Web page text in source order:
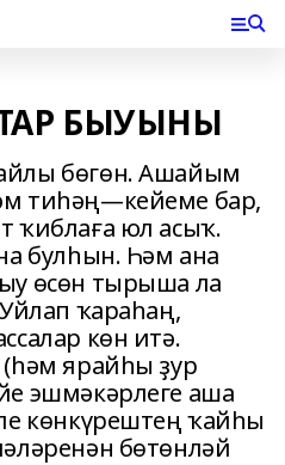
БЫУЫНЫ
бөгөн. Ашайым
тиһәң—кейеме бар,
ҡиблаға юл асыҡ.
булһын. Һәм ана
өсөн тырыша ла
ҡараһаң,
көн итә.
ярайһы ҙур
эшмәкәрлеге аша
көнкүрештең ҡайһы
бөтөнләй